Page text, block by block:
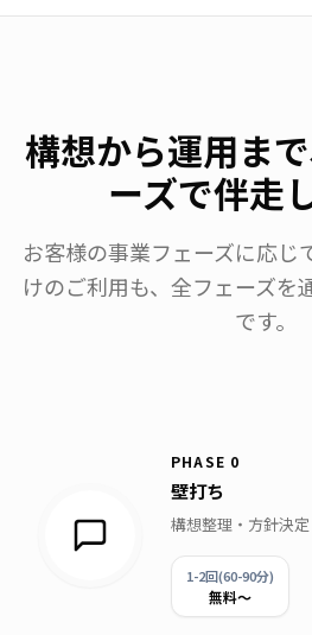
構想から運用ま
ーズで伴走
お客様の事業フェーズに応じ
けのご利用も、 全フェーズを
です。
PHASE 0
壁打ち
構想整理・方針決定
1-2回(60-90分)
無料〜